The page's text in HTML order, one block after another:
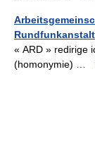
« ARD » redirige
(homonymie) …